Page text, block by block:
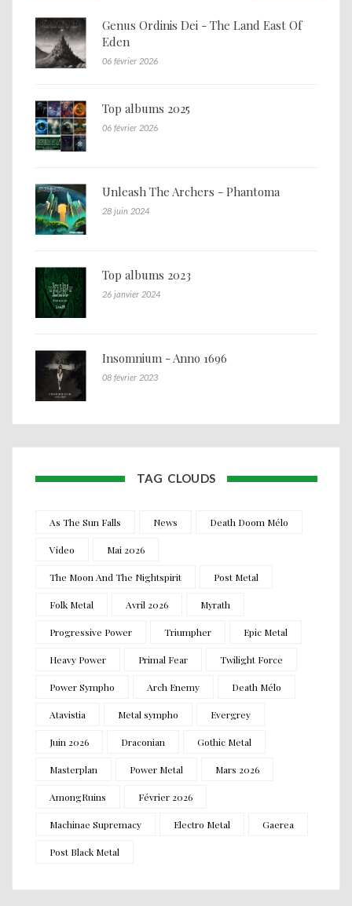
Genus Ordinis Dei - The Land East Of
Eden
06 février 2026
Top albums 2025
06 février 2026
Unleash The Archers - Phantoma
28 juin 2024
Top albums 2023
26 janvier 2024
Insomnium - Anno 1696
08 février 2023
TAG CLOUDS
As The Sun Falls News Death Doom Mélo
Video Mai 2026
The Moon And The Nightspirit Post Metal
Folk Metal Avril 2026 Myrath
Progressive Power Triumpher Epic Metal
Heavy Power Primal Fear Twilight Force
Power Sympho Arch Enemy Death Mélo
Atavistia Metal sympho Evergrey
Juin 2026 Draconian Gothic Metal
Masterplan Power Metal Mars 2026
AmongRuins Février 2026
Machinae Supremacy Electro Metal Gaerea
Post Black Metal